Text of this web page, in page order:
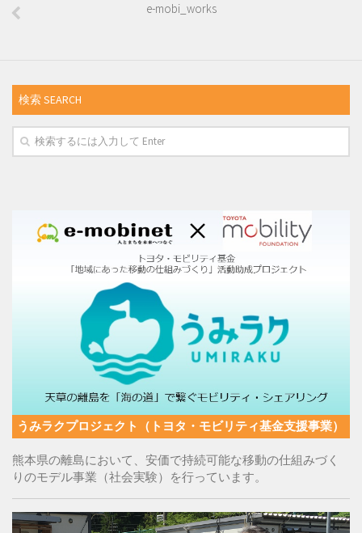
e-mobi_works
検索 SEARCH
うみラクプロジェクト（トヨタ・モビリティ基金支援事業）
熊本県の離島において、安価で持続可能な移動の仕組みづく
りのモデル事業（社会実験）を行っています。